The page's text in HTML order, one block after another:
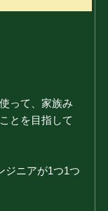
って、家族み
とを目指して
ジニアが1つ1つ